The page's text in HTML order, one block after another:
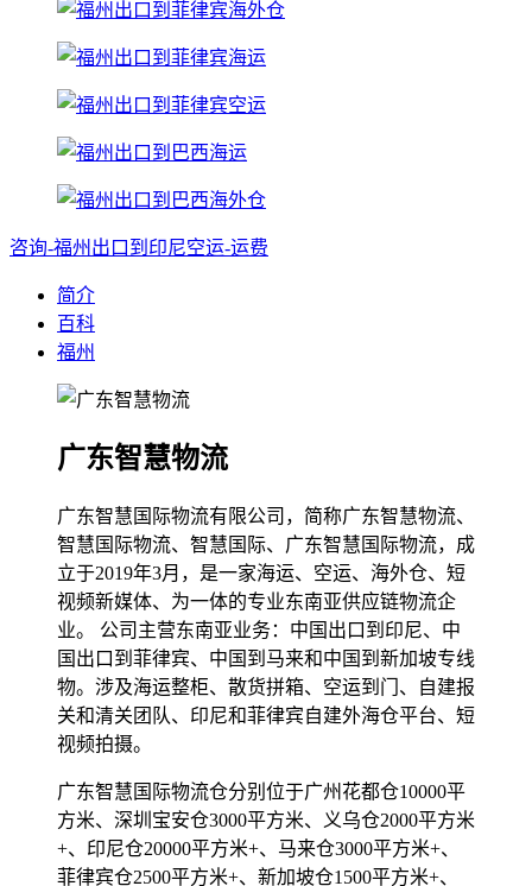
咨询-福州出口到印尼空运-运费
简介
百科
福州
广东智慧物流
广东智慧国际物流有限公司，简称广东智慧物流、
智慧国际物流、智慧国际、广东智慧国际物流，成
立于2019年3月，是一家海运、空运、海外仓、短
视频新媒体、为一体的专业东南亚供应链物流企
业。 公司主营东南亚业务：中国出口到印尼、中
国出口到菲律宾、中国到马来和中国到新加坡专线
物。涉及海运整柜、散货拼箱、空运到门、自建报
关和清关团队、印尼和菲律宾自建外海仓平台、短
视频拍摄。
广东智慧国际物流仓分别位于广州花都仓10000平
方米、深圳宝安仓3000平方米、义乌仓2000平方米
+、印尼仓20000平方米+、马来仓3000平方米+、
菲律宾仓2500平方米+、新加坡仓1500平方米+、